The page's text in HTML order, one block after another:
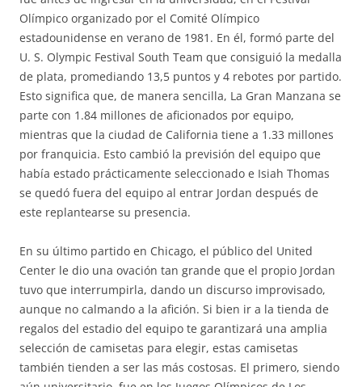
Olímpico organizado por el Comité Olímpico
estadounidense en verano de 1981. En él, formó parte del
U. S. Olympic Festival South Team que consiguió la medalla
de plata, promediando 13,5 puntos y 4 rebotes por partido.
Esto significa que, de manera sencilla, La Gran Manzana se
parte con 1.84 millones de aficionados por equipo,
mientras que la ciudad de California tiene a 1.33 millones
por franquicia. Esto cambió la previsión del equipo que
había estado prácticamente seleccionado e Isiah Thomas
se quedó fuera del equipo al entrar Jordan después de
este replantearse su presencia.
En su último partido en Chicago, el público del United
Center le dio una ovación tan grande que el propio Jordan
tuvo que interrumpirla, dando un discurso improvisado,
aunque no calmando a la afición. Si bien ir a la tienda de
regalos del estadio del equipo te garantizará una amplia
selección de camisetas para elegir, estas camisetas
también tienden a ser las más costosas. El primero, siendo